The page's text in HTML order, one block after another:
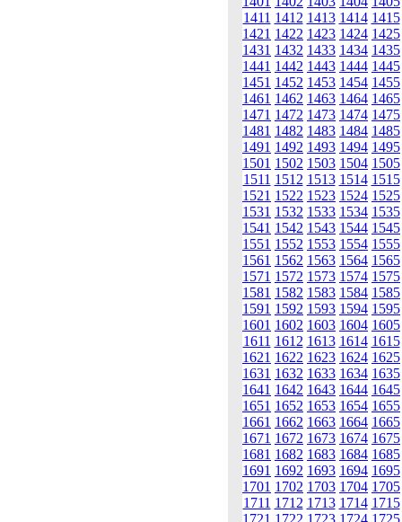
1411 1412 1413 1414 1415
1421 1422 1423 1424 1425
1431 1432 1433 1434 1435
1441 1442 1443 1444 1445
1451 1452 1453 1454 1455
1461 1462 1463 1464 1465
1471 1472 1473 1474 1475
1481 1482 1483 1484 1485
1491 1492 1493 1494 1495
1501 1502 1503 1504 1505
1511 1512 1513 1514 1515
1521 1522 1523 1524 1525
1531 1532 1533 1534 1535
1541 1542 1543 1544 1545
1551 1552 1553 1554 1555
1561 1562 1563 1564 1565
1571 1572 1573 1574 1575
1581 1582 1583 1584 1585
1591 1592 1593 1594 1595
1601 1602 1603 1604 1605
1611 1612 1613 1614 1615
1621 1622 1623 1624 1625
1631 1632 1633 1634 1635
1641 1642 1643 1644 1645
1651 1652 1653 1654 1655
1661 1662 1663 1664 1665
1671 1672 1673 1674 1675
1681 1682 1683 1684 1685
1691 1692 1693 1694 1695
1701 1702 1703 1704 1705
1711 1712 1713 1714 1715
1721 1722 1723 1724 1725